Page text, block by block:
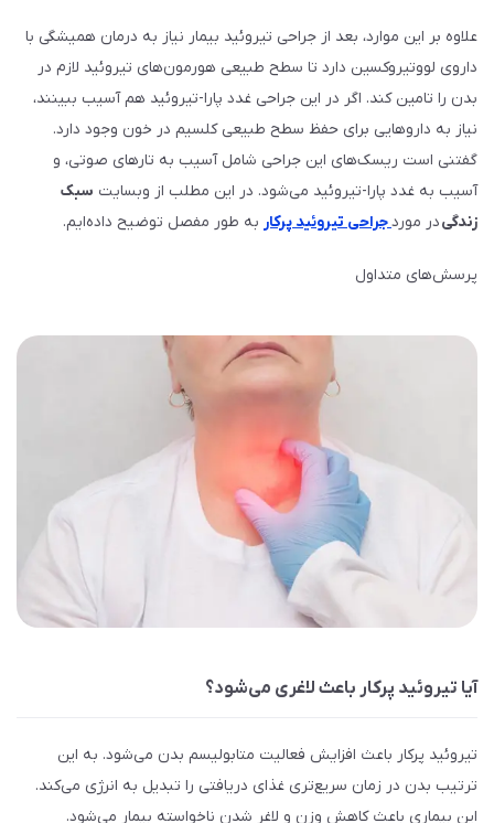
علاوه بر این موارد، بعد از جراحی تیروئید بیمار نیاز به درمان همیشگی با
داروی لووتیروکسین دارد تا سطح طبیعی هورمون‌های تیروئید لازم در
بدن را تامین کند. اگر در این جراحی غدد پارا-تیروئید هم آسیب ببینند،
نیاز به داروهایی برای حفظ سطح طبیعی کلسیم در خون وجود دارد.
گفتنی است ریسک‌های این جراحی شامل آسیب به تارهای صوتی، و
آسیب به غدد پارا-تیروئید می‌شود. در این مطلب از وبسایت سبک
زندگیدر موردجراحی تیروئید پرکار به طور مفصل توضیح داده‌ایم.
پرسش‌های متداول
آیا تیروئید پرکار باعث لاغری می‌شود؟
تیروئید پرکار باعث افزایش فعالیت متابولیسم بدن می‌شود. به این
ترتیب بدن در زمان سریع‌تری غذای دریافتی را تبدیل به انرژی می‌کند.
این بیماری باعث کاهش وزن و لاغر شدن ناخواسته بیمار می‌شود.